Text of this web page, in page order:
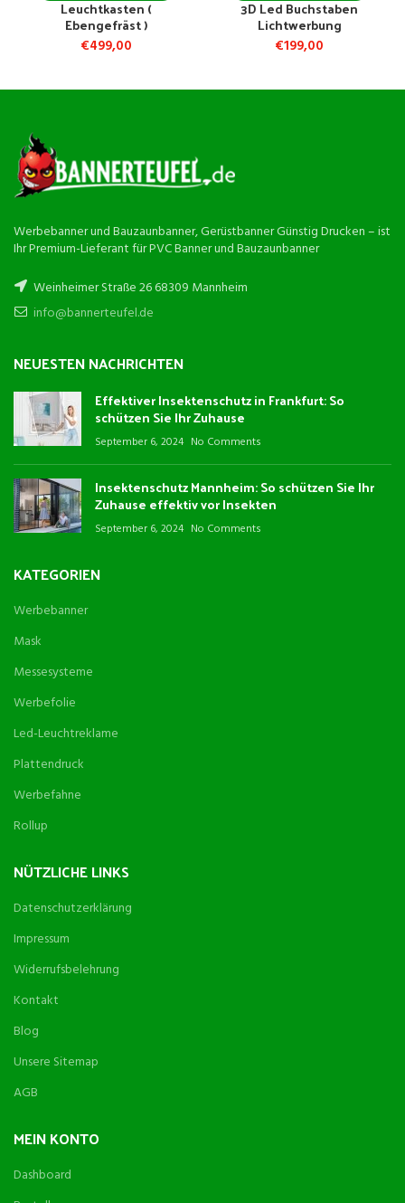
Leuchtkasten (
Ebengefräst )
€499,00
3D Led Buchstaben
Lichtwerbung
€199,00
Werbebanner und Bauzaunbanner, Gerüstbanner Günstig Drucken – ist
Ihr Premium-Lieferant für PVC Banner und Bauzaunbanner
Weinheimer Straße 26 68309 Mannheim
info@bannerteufel.de
NEUESTEN NACHRICHTEN
Effektiver Insektenschutz in Frankfurt: So
schützen Sie Ihr Zuhause
September 6, 2024 No Comments
Insektenschutz Mannheim: So schützen Sie Ihr
Zuhause effektiv vor Insekten
September 6, 2024 No Comments
KATEGORIEN
Werbebanner
Mask
Messesysteme
Werbefolie
Led-Leuchtreklame
Plattendruck
Werbefahne
Rollup
NÜTZLICHE LINKS
Datenschutzerklärung
Impressum
Widerrufsbelehrung
Kontakt
Blog
Unsere Sitemap
AGB
MEIN KONTO
Dashboard